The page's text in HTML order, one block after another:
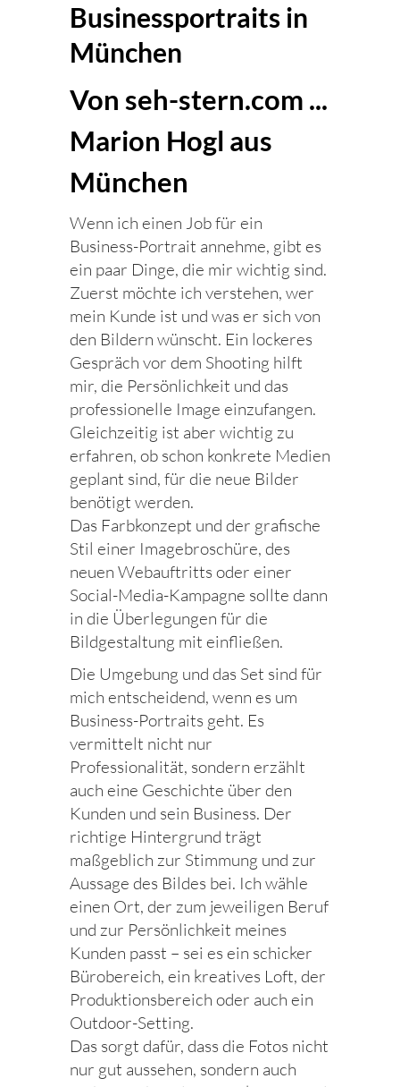
Businessportraits in
München
Von seh-stern.com ...
Marion Hogl aus
München
Wenn ich einen Job für ein
Business-Portrait annehme, gibt es
ein paar Dinge, die mir wichtig sind.
Zuerst möchte ich verstehen, wer
mein Kunde ist und was er sich von
den Bildern wünscht. Ein lockeres
Gespräch vor dem Shooting hilft
mir, die Persönlichkeit und das
professionelle Image einzufangen.
Gleichzeitig ist aber wichtig zu
erfahren, ob schon konkrete Medien
geplant sind, für die neue Bilder
benötigt werden.
Das Farbkonzept und der grafische
Stil einer Imagebroschüre, des
neuen Webauftritts oder einer
Social-Media-Kampagne sollte dann
in die Überlegungen für die
Bildgestaltung mit einfließen.
Die Umgebung und das Set sind für
mich entscheidend, wenn es um
Business-Portraits geht. Es
vermittelt nicht nur
Professionalität, sondern erzählt
auch eine Geschichte über den
Kunden und sein Business. Der
richtige Hintergrund trägt
maßgeblich zur Stimmung und zur
Aussage des Bildes bei. Ich wähle
einen Ort, der zum jeweiligen Beruf
und zur Persönlichkeit meines
Kunden passt – sei es ein schicker
Bürobereich, ein kreatives Loft, der
Produktionsbereich oder auch ein
Outdoor-Setting.
Das sorgt dafür, dass die Fotos nicht
nur gut aussehen, sondern auch